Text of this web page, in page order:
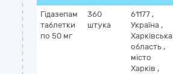
Гідазепам
таблетки
по 50 мг
360
штука
61177 ,
Україна ,
Харківська
область ,
місто
Харків ,